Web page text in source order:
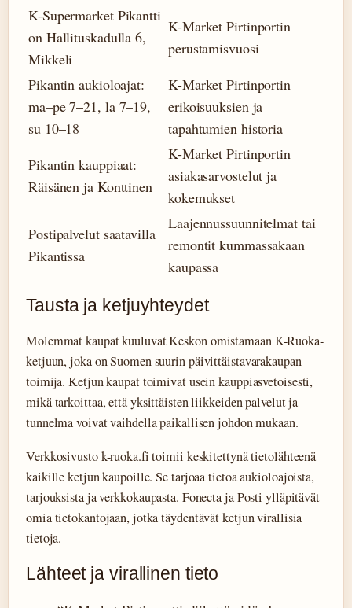
K-Supermarket Pikantti
on Hallituskadulla 6,
Mikkeli
K-Market Pirtinportin
perustamisvuosi
Pikantin aukioloajat:
ma–pe 7–21, la 7–19,
su 10–18
K-Market Pirtinportin
erikoisuuksien ja
tapahtumien historia
Pikantin kauppiaat:
Räisänen ja Konttinen
K-Market Pirtinportin
asiakasarvostelut ja
kokemukset
Postipalvelut saatavilla
Pikantissa
Laajennussuunnitelmat tai
remontit kummassakaan
kaupassa
Tausta ja ketjuyhteydet
Molemmat kaupat kuuluvat Keskon omistamaan K-Ruoka-
ketjuun, joka on Suomen suurin päivittäistavarakaupan
toimija. Ketjun kaupat toimivat usein kauppiasvetoisesti,
mikä tarkoittaa, että yksittäisten liikkeiden palvelut ja
tunnelma voivat vaihdella paikallisen johdon mukaan.
Verkkosivusto k-ruoka.fi toimii keskitettynä tietolähteenä
kaikille ketjun kaupoille. Se tarjoaa tietoa aukioloajoista,
tarjouksista ja verkkokaupasta. Fonecta ja Posti ylläpitävät
omia tietokantojaan, jotka täydentävät ketjun virallisia
tietoja.
Lähteet ja virallinen tieto